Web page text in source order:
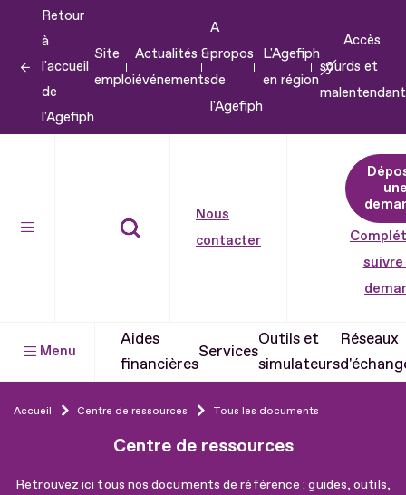
contenu
Retour
à
l'accueil
de
l'Agefiph
Site
emploi
Actualités &
événements
A
propos
de
l'Agefiph
L'Agefiph
en région
Accès
sourds et
Nous
contacter
suivre
Menu
Aides
financières
Services
Outils et
simulateurs
Réseaux
Accueil Centre de ressources Tous les documents
Centre de ressources
Retrouvez ici tous nos documents de référence : guides, outils,